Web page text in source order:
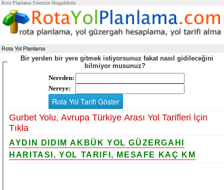
Rota Planlama Sitemize Hoşgeldiniz.
Rota Yol Planlama
Bir yerden bir yere gitmek istiyorsunuz fakat nasıl gidileceğini
bilmiyor musunuz?
Nereden:
Nereye:
Gurbet Yolu, Avrupa Türkiye Arası Yol Tarifleri İçin
Tıkla
AYDIN DIDIM AKBÜK YOL GÜZERGAHI
HARITASI, YOL TARIFI, MESAFE KAÇ KM